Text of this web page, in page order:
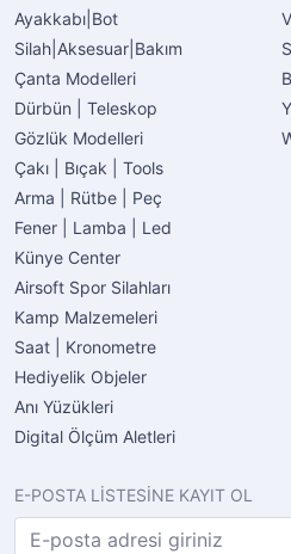
Ayakkabı|Bot
Silah|Aksesuar|Bakım
Çanta Modelleri
Dürbün | Teleskop
Gözlük Modelleri
Çakı | Bıçak | Tools
Arma | Rütbe | Peç
Fener | Lamba | Led
Künye Center
Airsoft Spor Silahları
Kamp Malzemeleri
Saat | Kronometre
Hediyelik Objeler
Anı Yüzükleri
Digital Ölçüm Aletleri
E-POSTA LİSTESİNE KAYIT OL